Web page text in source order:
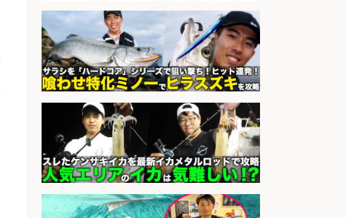
sponsored by 求人ボックス
さらに求人情報を見る